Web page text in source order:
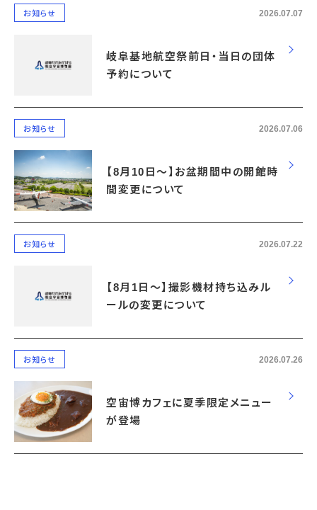
お知らせ
岐阜基地航空祭前日・当日の団体
予約について
2026.07.07
お知らせ
【8月10日～】お盆期間中の開館時
間変更について
2026.07.06
お知らせ
【8月1日～】撮影機材持ち込みル
ールの変更について
2026.07.22
お知らせ
空宙博カフェに夏季限定メニュー
が登場
2026.07.26